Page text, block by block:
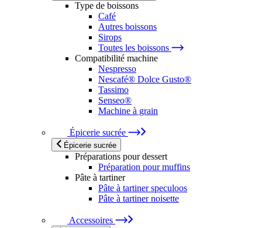
Type de boissons
Café
Autres boissons
Sirops
Toutes les boissons
Compatibilité machine
Nespresso
Nescafé® Dolce Gusto®
Tassimo
Senseo®
Machine à grain
Épicerie sucrée
Épicerie sucrée
Préparations pour dessert
Préparation pour muffins
Pâte à tartiner
Pâte à tartiner speculoos
Pâte à tartiner noisette
Accessoires